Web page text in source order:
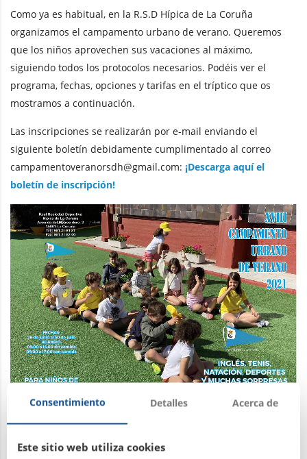
Como ya es habitual, en la R.S.D Hípica de La Coruña
organizamos el campamento urbano de verano. Queremos
que los niños aprovechen sus vacaciones al máximo,
siguiendo todos los protocolos necesarios. Podéis ver el
programa, fechas, opciones y tarifas en el tríptico que os
mostramos a continuación.
Las inscripciones se realizarán por e-mail enviando el
siguiente boletín debidamente cumplimentado al correo
campamentoveranorsdh@gmail.com: ¡Descarga aquí el
boletín de inscripción!
Consentimiento Detalles Acerca de
Este sitio web utiliza cookies